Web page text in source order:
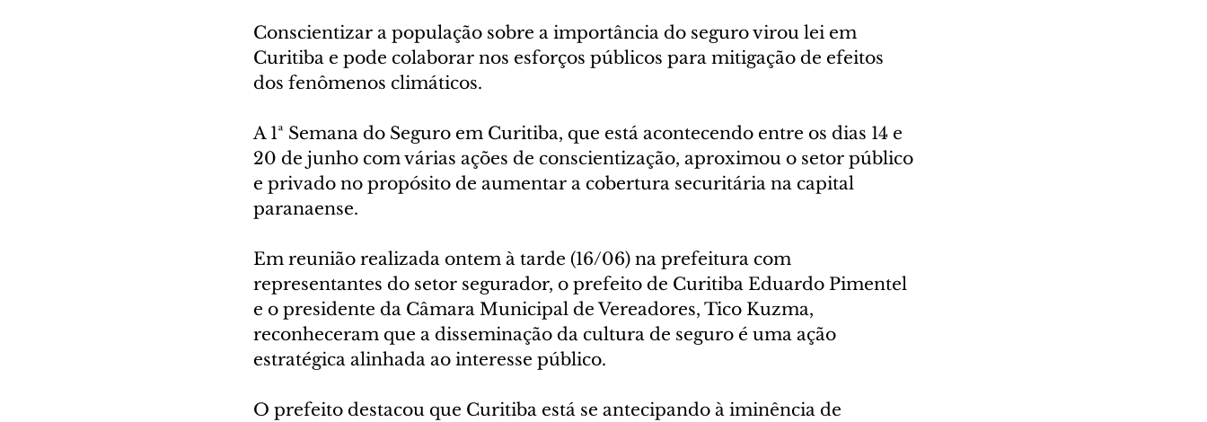
Conscientizar a população sobre a importância do seguro virou lei em
Curitiba e pode colaborar nos esforços públicos para mitigação de efeitos
dos fenômenos climáticos.
A 1ª Semana do Seguro em Curitiba, que está acontecendo entre os dias 14 e
20 de junho com várias ações de conscientização, aproximou o setor público
e privado no propósito de aumentar a cobertura securitária na capital
paranaense.
Em reunião realizada ontem à tarde (16/06) na prefeitura com
representantes do setor segurador, o prefeito de Curitiba Eduardo Pimentel
e o presidente da Câmara Municipal de Vereadores, Tico Kuzma,
reconheceram que a disseminação da cultura de seguro é uma ação
estratégica alinhada ao interesse público.
O prefeito destacou que Curitiba está se antecipando à iminência de